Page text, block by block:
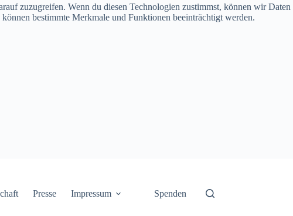
zuzugreifen. Wenn du diesen Technologien zustimmst, können wir Daten
bestimmte Merkmale und Funktionen beeinträchtigt werden.
Presse Impressum Spenden